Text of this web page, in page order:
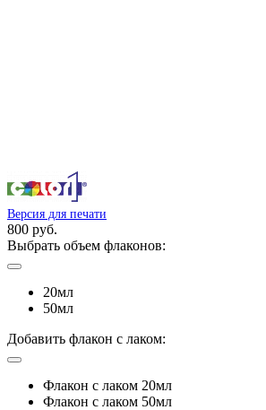
Версия для печати
800 руб.
Выбрать объем флаконов:
20мл
50мл
Добавить флакон с лаком:
Флакон с лаком 20мл
Флакон с лаком 50мл